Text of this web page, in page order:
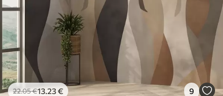
22.05€13 .23€ 9